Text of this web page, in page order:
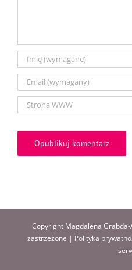
Copyright Magdalena
zastrzeżone | Polityka